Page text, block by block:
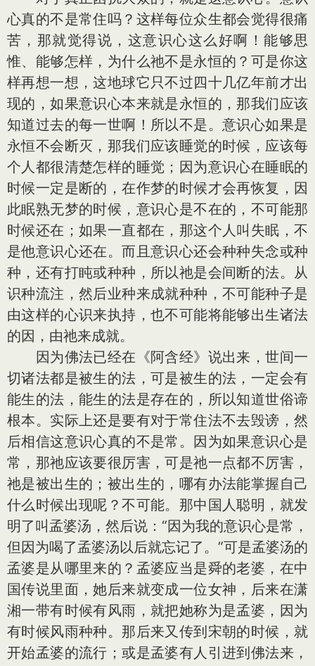
心真的不是常住吗？这样每位众生都会觉得很痛
苦，那就觉得说，这意识心这么好啊！能够思
惟、能够怎样，为什么祂不是永恒的？可是你这
样再想一想，这地球它只不过四十几亿年前才出
现的，如果意识心本来就是永恒的，那我们应该
知道过去的每一世啊！所以不是。意识心如果是
永恒不会断灭，那我们应该睡觉的时候，应该每
个人都很清楚怎样的睡觉；因为意识心在睡眠的
时候一定是断的，在作梦的时候才会再恢复，因
此眠熟无梦的时候，意识心是不在的，不可能那
时候还在；如果一直都在，那这个人叫失眠，不
是他意识心还在。而且意识心还会种种失念或种
种，还有打盹或种种，所以祂是会间断的法。从
识种流注，然后业种来成就种种，不可能种子是
由这样的心识来执持，也不可能将能够出生诸法
的因，由祂来成就。
因为佛法已经在《阿含经》说出来，世间一
切诸法都是被生的法，可是被生的法，一定会有
能生的法，能生的法是存在的，所以知道世俗谛
根本。实际上还是要有对于常住法不去毁谤，然
后相信这意识心真的不是常。因为如果意识心是
常，那祂应该要很厉害，可是祂一点都不厉害，
祂是被出生的；被出生的，哪有办法能掌握自己
什么时候出现呢？不可能。那中国人聪明，就发
明了叫孟婆汤，然后说：“因为我的意识心是常，
但因为喝了孟婆汤以后就忘记了。”可是孟婆汤的
孟婆是从哪里来的？孟婆应当是舜的老婆，在中
国传说里面，她后来就变成一位女神，后来在潇
湘一带有时候有风雨，就把她称为是孟婆，因为
有时候风雨种种。那后来又传到宋朝的时候，就
开始孟婆的流行；或是孟婆有人引进到佛法来，